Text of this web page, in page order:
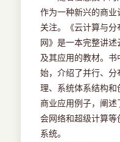
作为一种新兴的商
关注。《云计算与
网》是一本完整讲
及其应用的教材。
始，介绍了并行、
理、系统体系结构
商业应用例子，阐
会网络和超级计算
系统。